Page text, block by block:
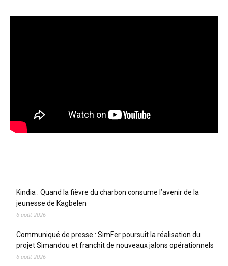
Kindia : Quand la fièvre du charbon consume l’avenir de la
jeunesse de Kagbelen
6 août 2026
Communiqué de presse : SimFer poursuit la réalisation du
projet Simandou et franchit de nouveaux jalons opérationnels
6 août 2026